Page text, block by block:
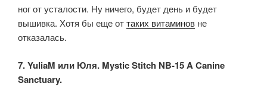
ног от усталости. Ну ничего, будет день и будет
вышивка. Хотя бы еще оттаких витаминов не
отказалась.
7. YuliaM или Юля. Mystic Stitch NB-15 A Canine
Sanctuary.